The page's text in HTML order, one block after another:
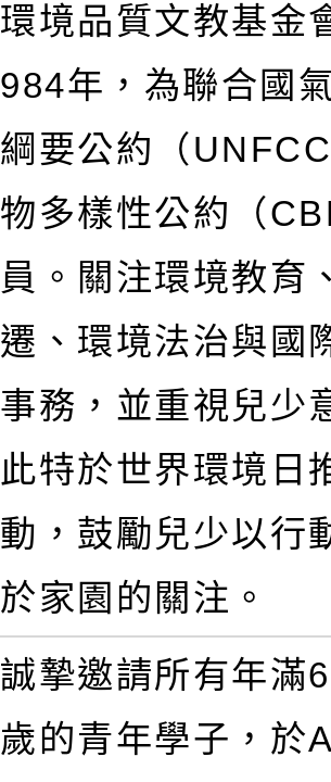
環境品質文教基金
984年，為聯合國
綱要公約（
物多樣性公約（
員。關注環境教育
遷、環境法治與國
事務，並重視兒少
此特於世界環境日
動，鼓勵兒少以行
於家園的關注。
誠摯邀請所有年滿
歲的青年學子，於